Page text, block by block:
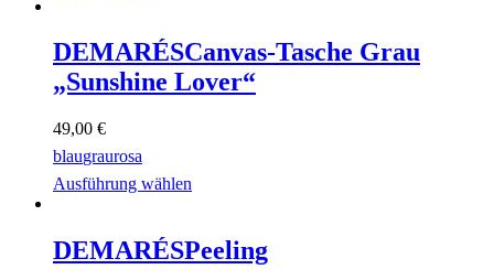
DEMARÉSCanvas-Tasche Grau
„Sunshine Lover“
49,00 €
blaugraurosa
Ausführung wählen
DEMARÉSPeeling